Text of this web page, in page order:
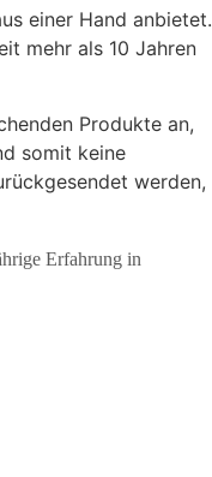
einer Hand anbietet.
mehr als 10 Jahren
Produkte an,
somit keine
werden,
Erfahrung in